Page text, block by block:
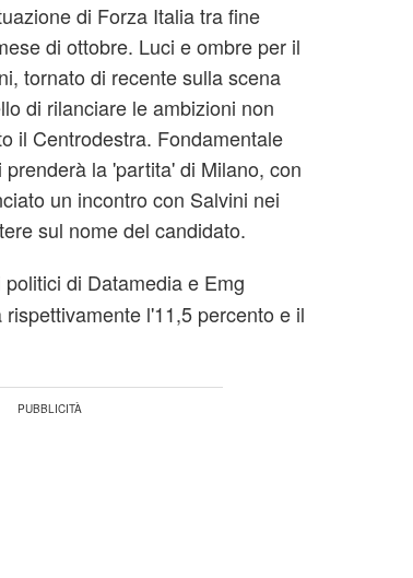
di Forza Italia tra fine
di ottobre. Luci e ombre per il
tornato di recente sulla scena
di rilanciare le ambizioni non
il Centrodestra. Fondamentale
la 'partita' di Milano, con
un incontro con Salvini nei
sul nome del candidato.
di Datamedia e Emg
l'11,5 percento e il